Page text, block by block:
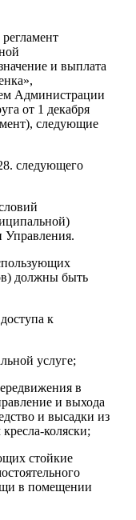
и выплата
Администрации
от 1 декабря
следующие
следующего
Управления.
должны быть
к
услуге;
в
и выхода
и высадки из
коляски;
стойкие
в помещении